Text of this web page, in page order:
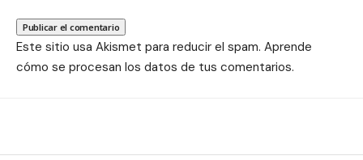
Este sitio usa Akismet para reducir el spam. Aprende
cómo se procesan los datos de tus comentarios.